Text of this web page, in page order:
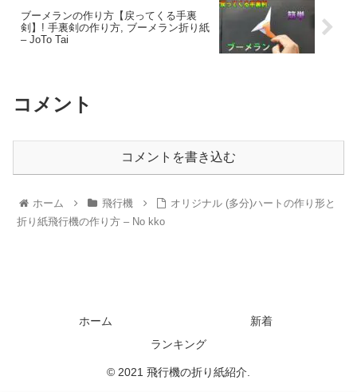
ブーメランの作り方【戻ってくる手裏
剣】! 手裏剣の作り方, ブーメラン折り紙
– JoTo Tai
コメント
コメントを書き込む
ホーム 飛行機
オリジナル (多分)ハートの作り形と
折り紙飛行機の作り方 – No kko
ホーム
新着
ランキング
© 2021 飛行機の折り紙紹介.